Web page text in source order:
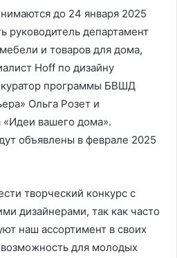
до 24 января 2025
руководитель департамент
и товаров для дома,
Hoff по дизайну
программы БВШД
Ольга Розет и
«Идеи вашего дома».
объявлены в феврале 2025
творческий конкурс с
дизайнерами, так как часто
наш ассортимент в своих
возможность для молодых